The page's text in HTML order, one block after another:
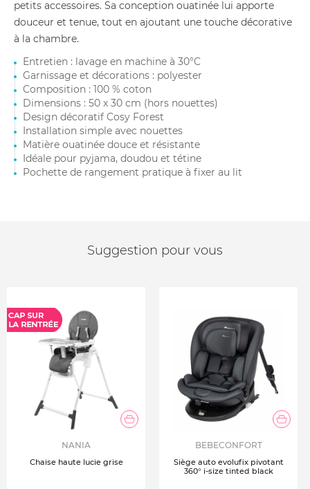
petits accessoires. Sa conception ouatinée lui apporte
douceur et tenue, tout en ajoutant une touche décorative
à la chambre.
Entretien : lavage en machine à 30°C
Garnissage et décorations : polyester
Composition : 100 % coton
Dimensions : 50 x 30 cm (hors nouettes)
Design décoratif Cosy Forest
Installation simple avec nouettes
Matière ouatinée douce et résistante
Idéale pour pyjama, doudou et tétine
Pochette de rangement pratique à fixer au lit
Suggestion pour vous
NANIA
Chaise haute lucie grise
BEBECONFORT
Siège auto evolufix pivotant
360° i-size tinted black